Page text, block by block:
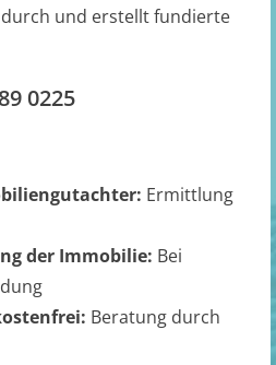
durch und erstellt fundierte
0225
Ermittlung
der Immobilie: Bei
Beratung durch